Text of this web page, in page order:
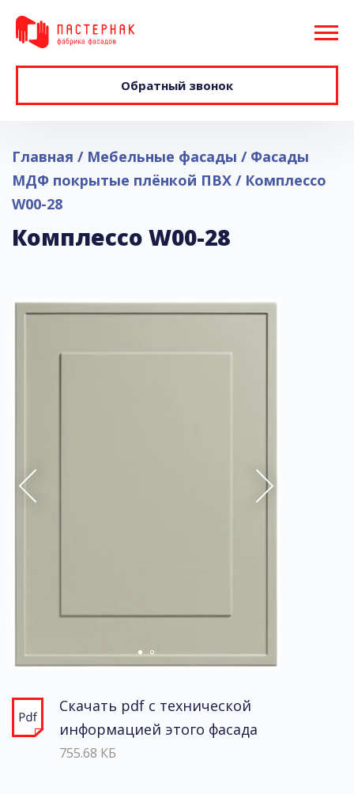
Обратный звонок
Главная Мебельные фасады
Фасады
МДФ покрытые плёнкой ПВХ
Комплессо
W00-28
Комплессо W00-28
Скачать pdf с технической
информацией этого фасада
755.68 КБ